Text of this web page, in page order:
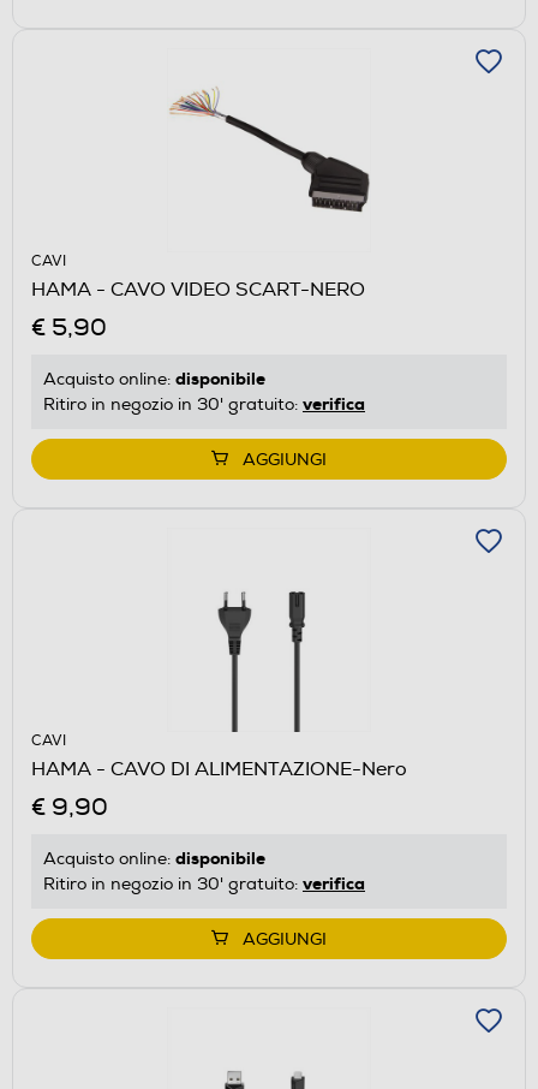
CAVI
HAMA - CAVO VIDEO SCART-NERO
€ 5,90
Acquisto online: disponibile
Ritiro in negozio in 30' gratuito: verifica
AGGIUNGI
CAVI
HAMA - CAVO DI ALIMENTAZIONE-Nero
€ 9,90
Acquisto online: disponibile
Ritiro in negozio in 30' gratuito: verifica
AGGIUNGI